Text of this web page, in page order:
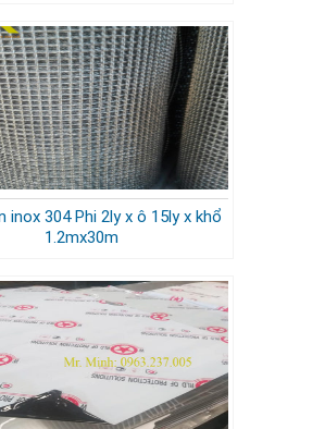
inox 304 Phi 2ly x ô 15ly x khổ
1.2mx30m